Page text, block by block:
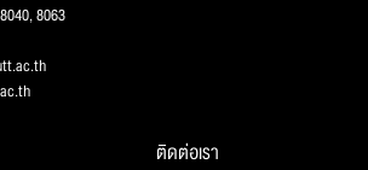
8063
ติดต่อเรา